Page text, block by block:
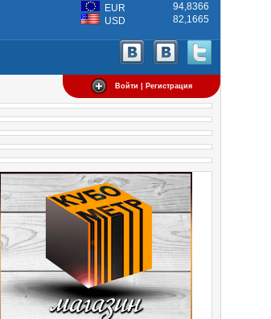
EUR
94,8366
USD
82,1665
Войти | Регистрация